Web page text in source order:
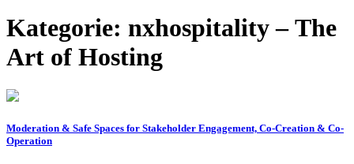
Kategorie: nxhospitality – The
Art of Hosting
Moderation & Safe Spaces for Stakeholder Engagement, Co-Creation & Co-
Operation